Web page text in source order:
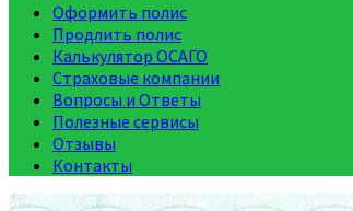
Оформить полис
Продлить полис
Калькулятор ОСАГО
Страховые компании
Вопросы и Ответы
Полезные сервисы
Отзывы
Контакты